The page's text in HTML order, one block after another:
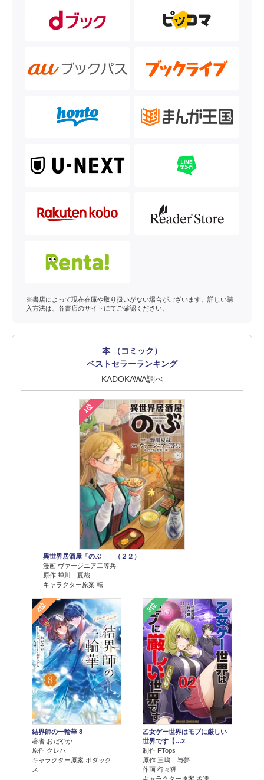
※書店によって現在在庫や取り扱いがない場合がございます。詳しい購
入方法は、各書店のサイトにてご確認ください。
本 （コミック）
ベストセラーランキング
KADOKAWA調べ
1位
異世界居酒屋「のぶ」 （２２）
漫画 ヴァージニア二等兵
原作 蝉川 夏哉
キャラクター原案 転
2位
結界師の一輪華 8
著者 おだやか
原作 クレハ
キャラクター原案 ボダック
ス
3位
乙女ゲー世界はモブに厳しい
世界です【…2
制作 FTops
原作 三嶋 与夢
作画 行々狸